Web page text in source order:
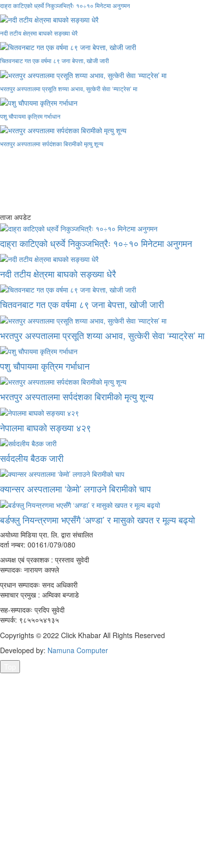
दाह्रा काटिएको ध्रुर्वे निकुञ्जभित्रैः १०÷१० मिनेटमा अनुगमन
नदी तटीय क्षेत्रमा बाघको सङ्ख्या धेरै
चितवनबाट गत एक वर्षमा ८९ जना बेपत्ता, खोजी जारी
भरतपुर अस्पतालमा प्रसूति शय्या अभाव, सुत्केरी सेवा ‘म्याट्रेस’ मा
पशु चौपायमा कृत्रिम गर्भाधान
भरतपुर अस्पतालमा सर्पदंशका बिरामीको मृत्यु शून्य
ताजा अपडेट
दाह्रा काटिएको ध्रुर्वे निकुञ्जभित्रैः १०÷१० मिनेटमा अनुगमन
नदी तटीय क्षेत्रमा बाघको सङ्ख्या धेरै
चितवनबाट गत एक वर्षमा ८९ जना बेपत्ता, खोजी जारी
भरतपुर अस्पतालमा प्रसूति शय्या अभाव, सुत्केरी सेवा ‘म्याट्रेस’ मा
पशु चौपायमा कृत्रिम गर्भाधान
भरतपुर अस्पतालमा सर्पदंशका बिरामीको मृत्यु शून्य
नेपालमा बाघको सङ्ख्या ४२९
सर्वदलीय बैठक जारी
क्यान्सर अस्पतालमा ‘केमो’ लगाउने बिरामीको चाप
बर्डफ्लु नियन्त्रणमा भएसँगै ‘अण्डा’ र मासुको खपत र मूल्य बढ्यो
अयोध्या मिडिया प्रा. लि. द्वारा संचालित
दर्ता नम्बर: 00161/079/080
अध्यक्ष एबं प्रकाशक : प्रस्ताव सुवेदी
सम्पादकः नारायण काफ्ले
प्रधान सम्पादकः सनद अधिकारी
समाचार प्रमुख : अम्विका बन्जाडे
सह-सम्पादकः प्रदिप सुवेदी
सम्पर्क: ९८५५०५४१३५
Copyrights © 2022 Click Khabar All Rights Reserved
Developed by: Namuna Computer